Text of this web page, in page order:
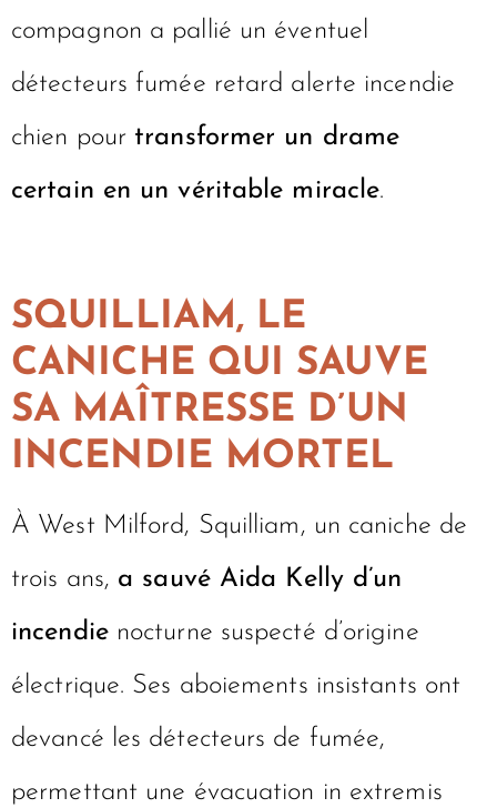
compagnon a pallié un éventuel
détecteurs fumée retard alerte incendie
chien pour transformer un drame
certain en un véritable miracle.
SQUILLIAM, LE
CANICHE QUI SAUVE
SA MAÎTRESSE D’UN
INCENDIE MORTEL
À West Milford, Squilliam, un caniche de
trois ans, a sauvé Aida Kelly d’un
incendienocturne suspecté d’origine
électrique. Ses aboiements insistants ont
devancé les détecteurs de fumée,
permettant une évacuation in extremis